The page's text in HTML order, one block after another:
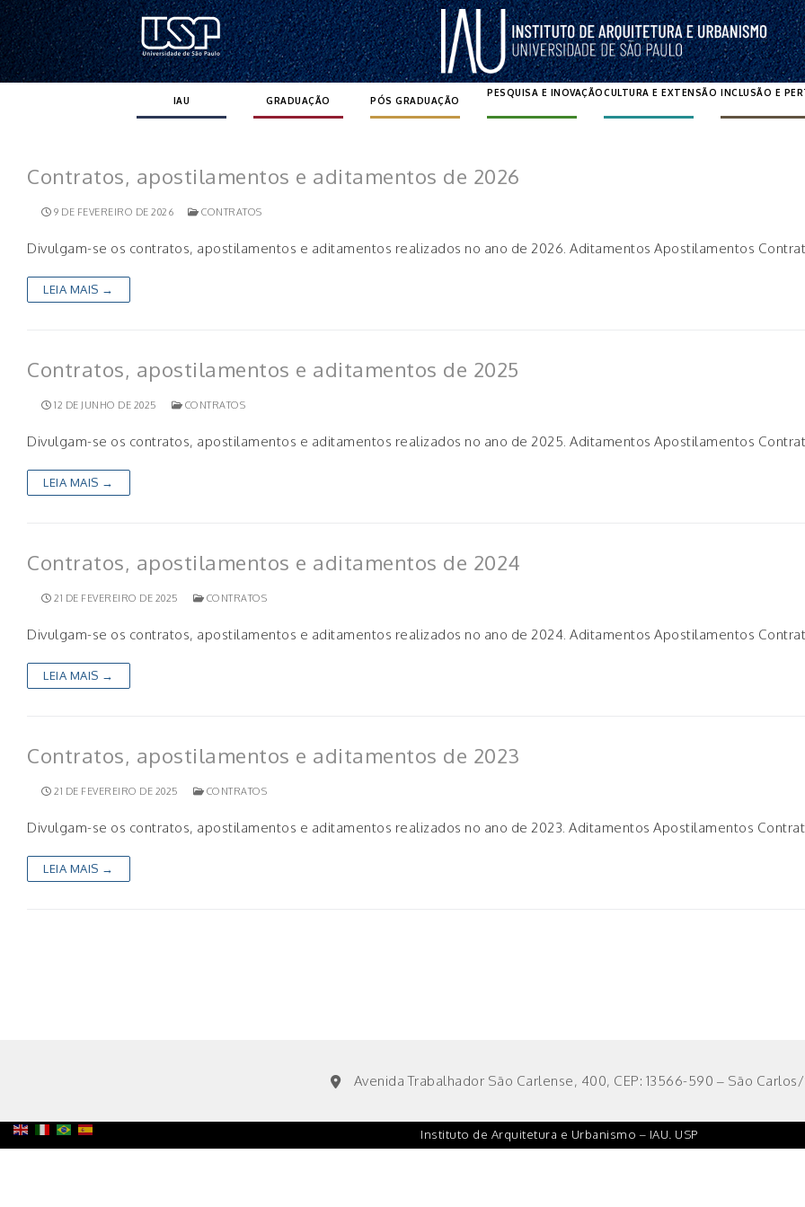
Pular
para
o
Pesquisar por:
IAU GRADUAÇÃO PÓS GRADUAÇÃO
PESQUISA E INOVAÇÃOCULTURA E EXTENSÃO INCLUSÃO E
Contratos, apostilamentos e aditamentos de 2026
9 DE FEVEREIRO DE 2026 CONTRATOS
Divulgam-se os contratos, apostilamentos e aditamentos realizados no ano de 2026. Aditamentos Apostilamentos
LEIA MAIS →
Contratos, apostilamentos e aditamentos de 2025
12 DE JUNHO DE 2025 CONTRATOS
Divulgam-se os contratos, apostilamentos e aditamentos realizados no ano de 2025. Aditamentos Apostilamentos
LEIA MAIS →
Contratos, apostilamentos e aditamentos de 2024
21 DE FEVEREIRO DE 2025 CONTRATOS
Divulgam-se os contratos, apostilamentos e aditamentos realizados no ano de 2024. Aditamentos Apostilamentos
LEIA MAIS →
Contratos, apostilamentos e aditamentos de 2023
21 DE FEVEREIRO DE 2025 CONTRATOS
Divulgam-se os contratos, apostilamentos e aditamentos realizados no ano de 2023. Aditamentos Apostilamentos
LEIA MAIS →
Avenida Trabalhador São Carlense, 400, CEP: 13566-590 – São
Instituto de Arquitetura e Urbanismo – IAU. USP